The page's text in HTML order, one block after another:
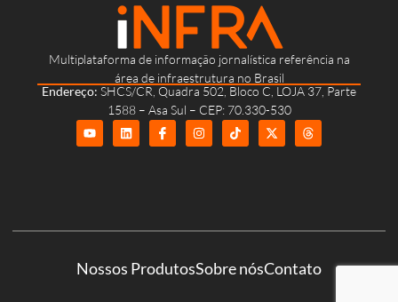
Multiplataforma de informação jornalística referência na
área de infraestrutura no Brasil
Endereço: SHCS/CR, Quadra 502, Bloco C, LOJA 37, Parte
1588 – Asa Sul – CEP: 70.330-530
Nossos ProdutosSobre nósContato